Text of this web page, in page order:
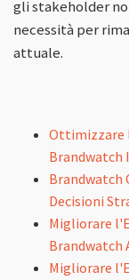
gli stakeholder
necessità per
attuale.
Ottimizzare
Brandwatch
Brandwatch
Decisioni
Migliorare
Brandwatch
Migliorare